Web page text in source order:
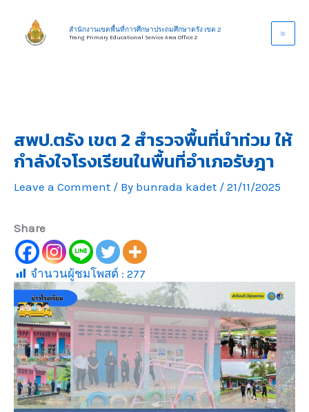
content
สำนักงานเขตพื้นที่การศึกษาประถมศึกษาตรัง เขต 2
Trang Primary Educational Service Area Office 2
สพป.ตรัง เขต 2 สำรวจพื้นที่นำท่วม ให้
กำลังใจโรงเรียนในพื้นที่อำเภอรัษฎา
Leave a Comment / By bunrada kadet / 21/11/2025
Share
จำนวนผู้ชมโพสต์ : 277